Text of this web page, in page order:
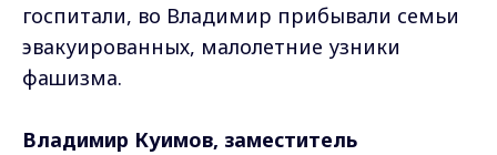
госпитали, во Владимир прибывали семьи
эвакуированных, малолетние узники
фашизма.
Владимир Куимов, заместитель